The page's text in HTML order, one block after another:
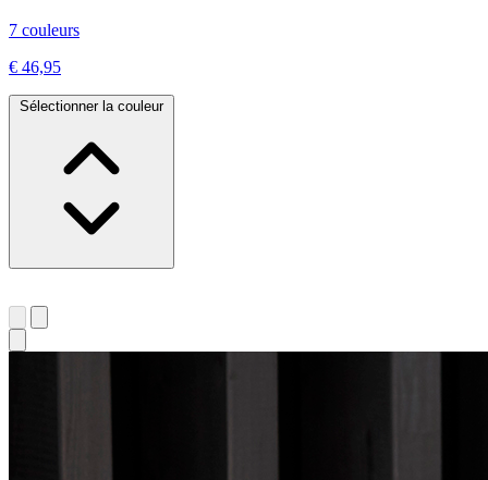
7 couleurs
€ 46,95
Sélectionner la couleur